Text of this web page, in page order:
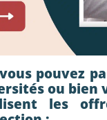
pouvez
ou bien
les